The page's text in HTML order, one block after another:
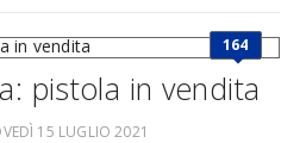
164
pistola in vendita
15 LUGLIO 2021